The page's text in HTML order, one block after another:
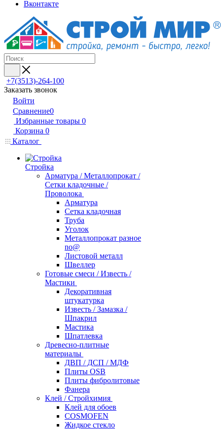
Вконтакте
+7(3513)-264-100
Заказать звонок
Войти
Сравнение0
Избранные товары 0
Корзина 0
Каталог
Стройка
Арматура / Металлопрокат /
Сетки кладочные /
Проволока
Арматура
Сетка кладочная
Труба
Уголок
Металлопрокат разное
no@
Листовой металл
Швеллер
Готовые смеси / Известь /
Мастики
Декоративная
штукатурка
Известь / Замазка /
Шпакрил
Мастика
Шпатлевка
Древесно-плитные
материалы
ДВП / ДСП / МДФ
Плиты OSB
Плиты фибролитовые
Фанера
Клей / Стройхимия
Клей для обоев
COSMOFEN
Жидкое стекло